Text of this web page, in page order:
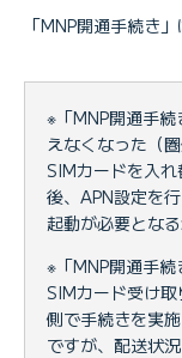
「MNP開通手続き
※「MNP開通手
えなくなった（
SIMカードを入
後、APN設定を
起動が必要とな
※「MNP開通手
SIMカード受け
側で手続きを実
ですが、配送状